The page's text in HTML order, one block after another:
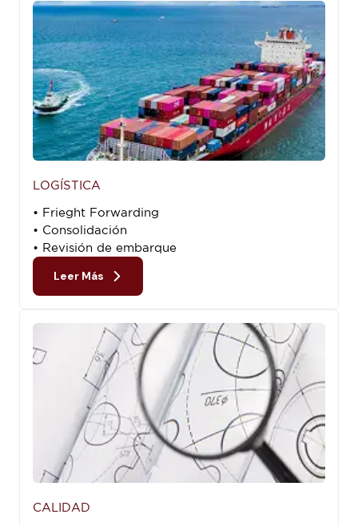
LOGÍSTICA
• Frieght Forwarding
• Consolidación
• Revisión de embarque
Leer Más
CALIDAD